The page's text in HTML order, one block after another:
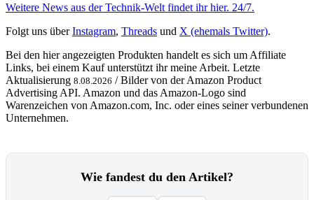
Weitere News aus der Technik-Welt findet ihr hier. 24/7.
Folgt uns überInstagram, Threads und X (ehemals Twitter).
Bei den hier angezeigten Produkten handelt es sich um Affiliate
Links, bei einem Kauf unterstützt ihr meine Arbeit. Letzte
Aktualisierung 8.08.2026 / Bilder von der Amazon Product
Advertising API. Amazon und das Amazon-Logo sind
Warenzeichen von Amazon.com, Inc. oder eines seiner verbundenen
Unternehmen.
Wie fandest du den Artikel?